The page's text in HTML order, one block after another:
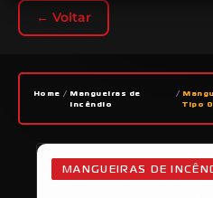
← Voltar
Home / Mangueiras de
Incêndio
/
Tipo
MANGUEIRAS DE